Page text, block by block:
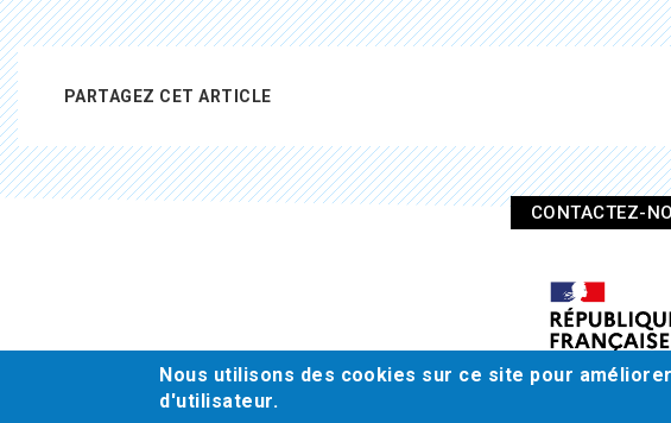
PARTAGEZ CET ARTICLE
CONTACTEZ-
Nous utilisons des cookies sur ce site pour
d'utilisateur.